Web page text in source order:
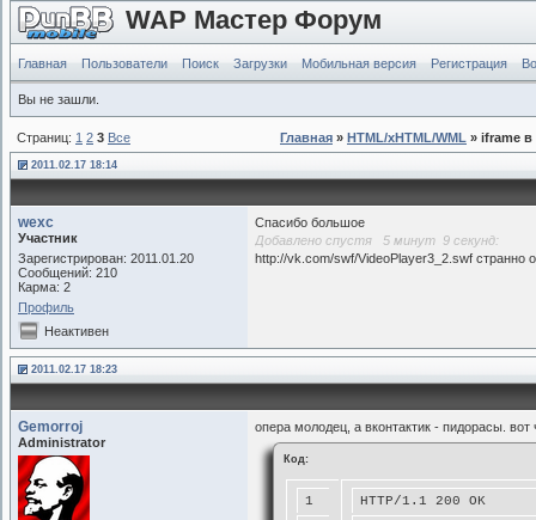
WAP Мастер Форум
Главная Пользователи Поиск Загрузки Мобильная версия Регистрация
Вы не зашли.
Страниц: 1 2 3 Все Главная » HTML/xHTML/WML » iframe в
2011.02.17 18:14
wexc
Участник
Зарегистрирован: 2011.01.20
Сообщений: 210
Карма: 2
Профиль
Спасибо большое
Добавлено спустя 5 минут 9 секунд:
http://vk.com/swf/VideoPlayer3_2.swf странно
Неактивен
2011.02.17 18:23
Gemorroj
Administrator
опера молодец, а вконтактик - пидорасы. вот
Код:
1
HTTP/1.1 200 OK